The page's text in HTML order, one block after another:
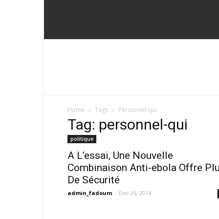
Home Tags Personnel-qui
Tag: personnel-qui
politique
A L’essai, Une Nouvelle
Combinaison Anti-ebola Offre
De Sécurité
admin_fadoum - Dec 26, 2014